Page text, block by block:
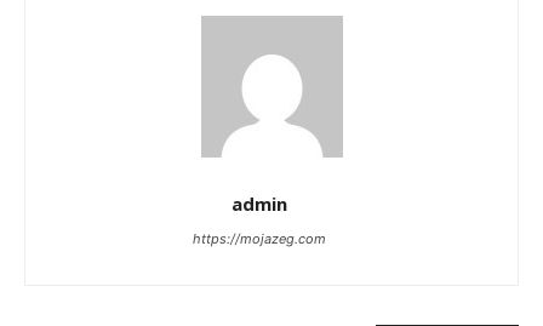
admin
https://mojazeg.com